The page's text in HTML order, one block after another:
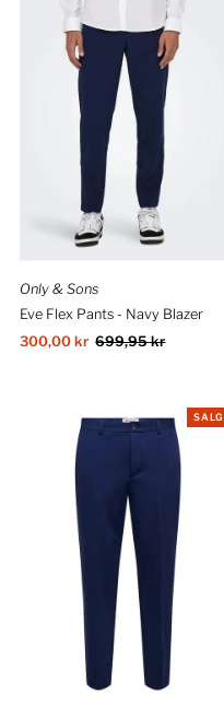
Only & Sons
Eve Flex Pants - Navy Blazer
Salgspris
300,00 kr Ordinær
699,95 kr
SALG